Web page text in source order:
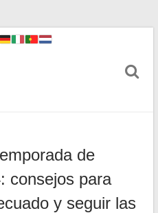
de
consejos para
y seguir las